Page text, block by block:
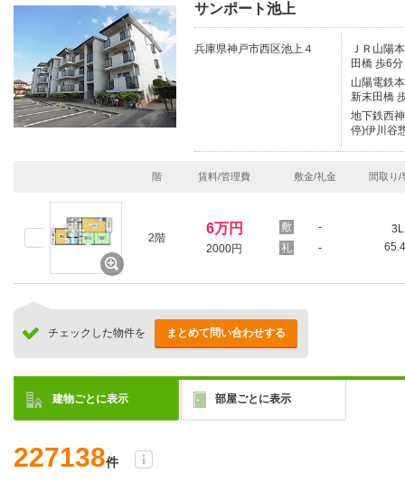
サンポート池上
兵庫県神戸市西区池上４
ＪＲ山陽
田橋 歩6分
山陽電鉄
新末田橋
地下鉄西
停)伊川谷
階 賃料/管理費 敷金/礼金 間取り/
2階
6万円
2000円
-
-
チェックした物件を まとめて問い合わせする
建物ごとに表示 部屋ごとに表示
227138件